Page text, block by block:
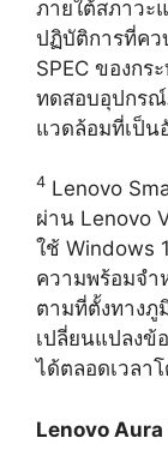
ภายใต้สภาวะ
ปฏิบัติการที่คว
SPEC ของกร
ทดสอบอุปกรณ์
แวดล้อมที่เป็น
4 Lenovo
ผ่าน Lenovo
ใช้ Windows
ความพร้อมจำ
ตามที่ตั้งทางภู
เปลี่ยนแปลงข้
ได้ตลอดเวลา
Lenovo